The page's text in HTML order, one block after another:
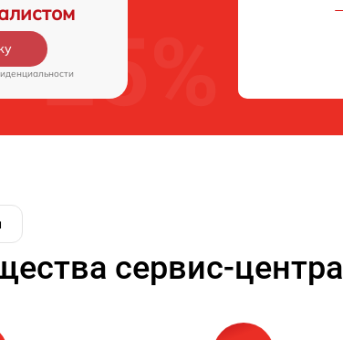
сервис-центра